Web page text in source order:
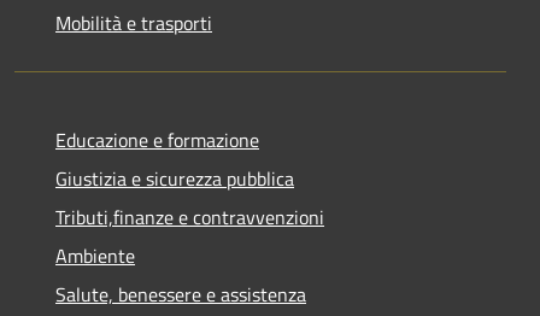
Mobilità e trasporti
Educazione e formazione
Giustizia e sicurezza pubblica
Tributi,finanze e contravvenzioni
Ambiente
Salute, benessere e assistenza